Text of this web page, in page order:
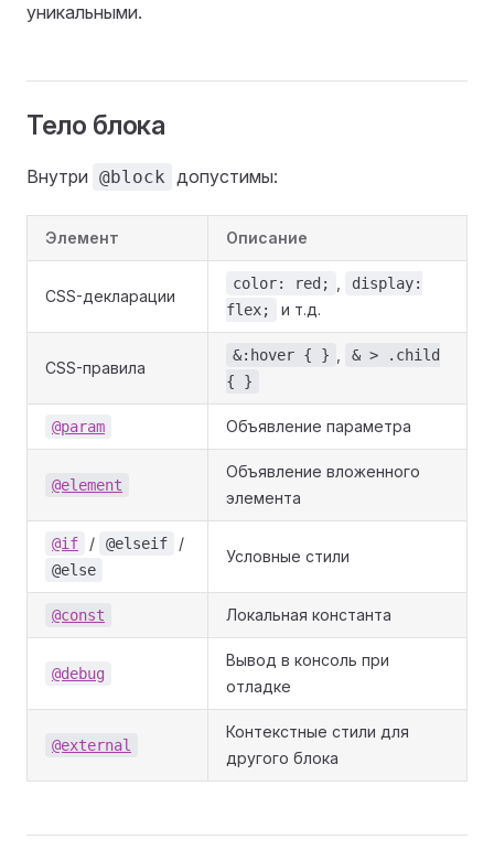
уникальными.
Тело блока
Внутри @block допустимы:
Элемент Описание
CSS-декларации
color: red;
display:
flex;
и т.д.
CSS-правила
&:hover { }
& > .child
{ }
@param Объявление параметра
@element
Объявление вложенного
элемента
@if / @elseif /
@else
Условные стили
@const Локальная константа
@debug
Вывод в консоль при
отладке
@external
Контекстные стили для
другого блока